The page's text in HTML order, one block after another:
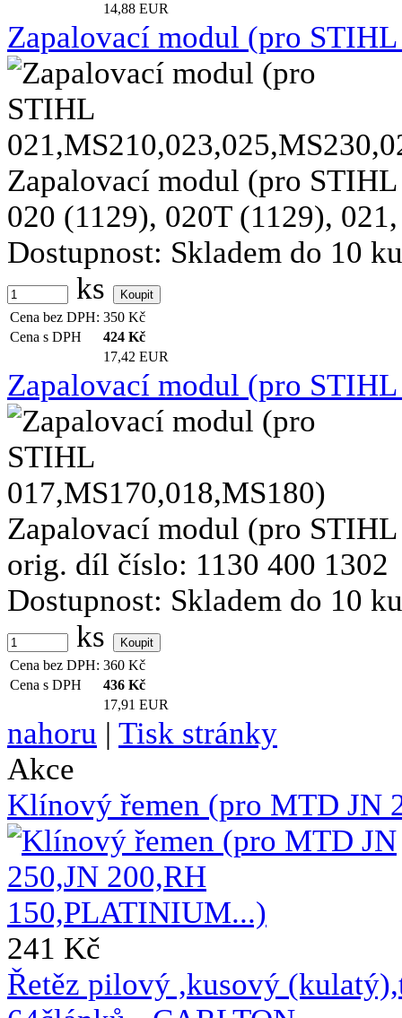
14,88 EUR
Zapalovací modul (pro
Zapalovací modul (pro
020 (1129), 020T (1129),
Dostupnost: Skladem do 10
ks
Cena bez DPH: 350 Kč
Cena s DPH
424 Kč
17,42 EUR
Zapalovací modul (pro
Zapalovací modul (pro
orig. díl číslo: 1130 400 1302
Dostupnost: Skladem do 10
ks
Cena bez DPH: 360 Kč
Cena s DPH
436 Kč
17,91 EUR
nahoru | Tisk stránky
Akce
Klínový řemen (pro MTD JN
241 Kč
Řetěz pilový ,kusový